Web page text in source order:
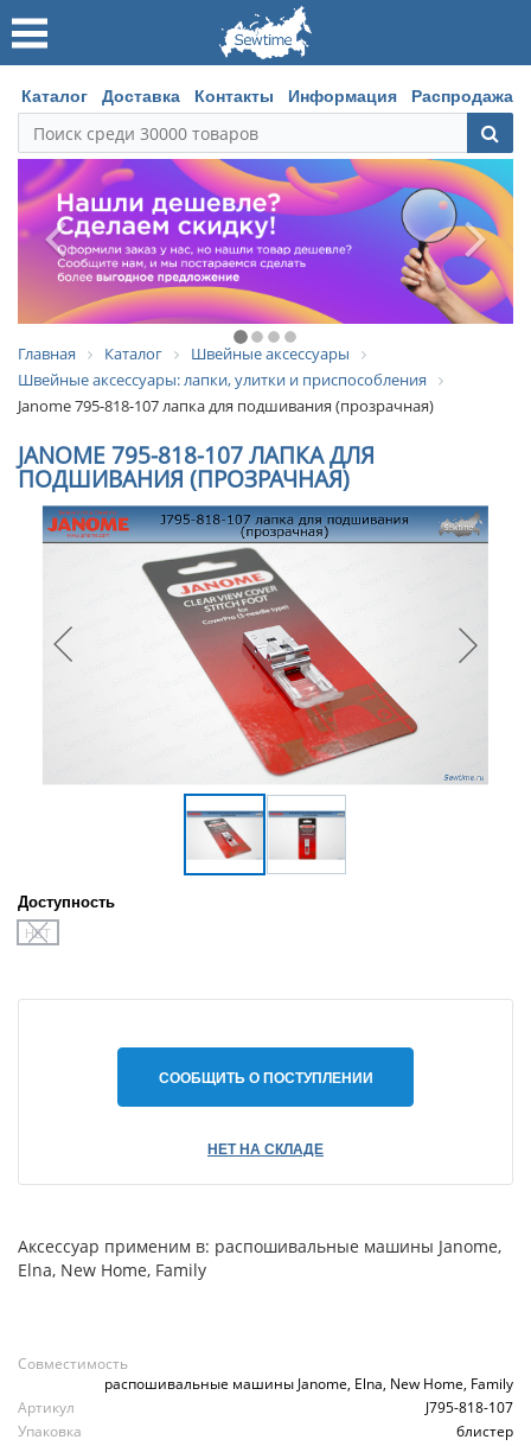
Каталог Доставка Контакты Информация Распродажа
Главная Каталог
Швейные аксессуары
Швейные аксессуары: лапки, улитки и приспособления
Janome 795-818-107 лапка для подшивания (прозрачная)
JANOME 795-818-107 ЛАПКА ДЛЯ
ПОДШИВАНИЯ (ПРОЗРАЧНАЯ)
Доступность
НЕТ
СООБЩИТЬ О ПОСТУПЛЕНИИ
НЕТ НА СКЛАДЕ
Аксессуар применим в: распошивальные машины Janome,
Elna, New Home, Family
Совместимость
распошивальные машины Janome, Elna, New Home, Family
Артикул
J795-818-107
Упаковка
блистер